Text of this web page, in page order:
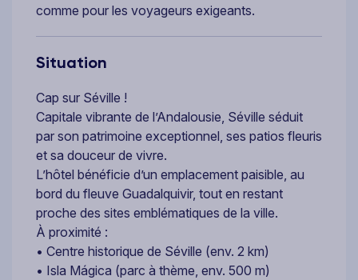
comme pour les voyageurs exigeants.
Situation
Cap sur Séville !
Capitale vibrante de l’Andalousie, Séville séduit
par son patrimoine exceptionnel, ses patios fleuris
et sa douceur de vivre.
L’hôtel bénéficie d’un emplacement paisible, au
bord du fleuve Guadalquivir, tout en restant
proche des sites emblématiques de la ville.
À proximité :
• Centre historique de Séville (env. 2 km)
• Isla Mágica (parc à thème, env. 500 m)